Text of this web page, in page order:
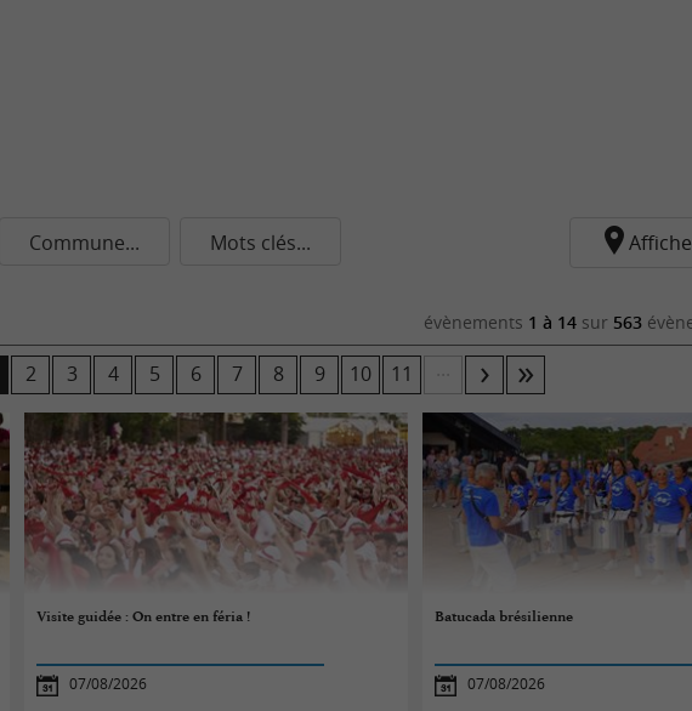
Commune... Mots clés...
évènements 1 à 14 sur 563
2 3 4 5 6 7 8 9 10 11
Visite guidée : On entre en féria !
07/08/2026
Batucada brésilienne
07/08/2026